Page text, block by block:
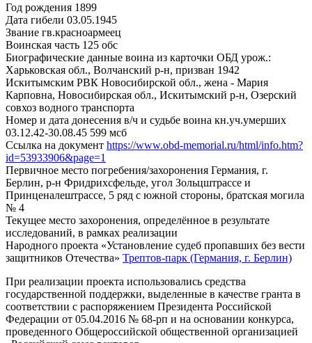
Год рождения 1899
Дата гибели 03.05.1945
Звание гв.красноармеец
Воинская часть 125 обс
Биографические данные воина из карточки ОБД урож.:
Харьковская обл., Волчанский р-н, призван 1942
Искитымским РВК Новосибирской обл., жена - Мария
Карповна, Новосибирская обл., Искитымский р-н, Озерский
совхоз водного транспорта
Номер и дата донесения в/ч и судьбе воина кн.уч.умерших
03.12.42-30.08.45 599 мсб
Ссылка на документ https://www.obd-memorial.ru/html/info.htm?
id=53933906&page=1
Первичное место погребения/захоронения Германия, г.
Берлин, р-н Фридрихсфельде, угол Зольцштрассе и
Принценалештрассе, 5 ряд с южной стороны, братская могила
№ 4
Текущее место захоронения, определённое в результате
исследований, в рамках реализации
Народного проекта «Установление судеб пропавших без вести
защитников Отечества» Трептов-парк (Германия, г. Берлин)
При реализации проекта использовались средства
государственной поддержки, выделенные в качестве гранта в
соответствии с распоряжением Президента Российской
Федерации от 05.04.2016 № 68-рп и на основании конкурса,
проведенного Общероссийской общественной организацией